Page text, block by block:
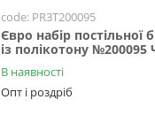
code: PR3T200095
Євро набір постільної
із полікотону
В наявності
Опт і роздріб